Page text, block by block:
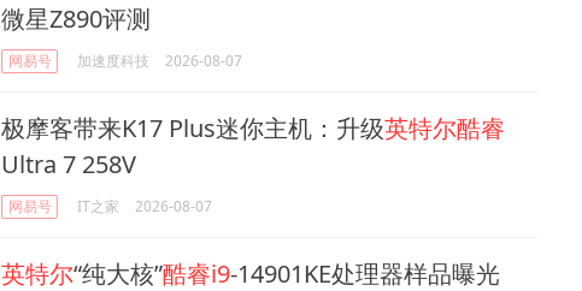
微星Z890评测
网易号 加速度科技 2026-08-07
极摩客带来K17 Plus迷你主机：升级英特尔酷睿
Ultra 7 258V
网易号 IT之家 2026-08-07
英特尔“纯大核”酷睿i9-14901KE处理器样品曝光